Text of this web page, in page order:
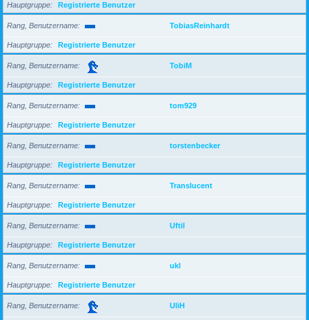
Hauptgruppe Registrierte Benutzer
Rang, Benutzername TobiasReinhardt
Hauptgruppe Registrierte Benutzer
Rang, Benutzername TobiM
Hauptgruppe Registrierte Benutzer
Rang, Benutzername tom929
Hauptgruppe Registrierte Benutzer
Rang, Benutzername torstenbecker
Hauptgruppe Registrierte Benutzer
Rang, Benutzername Translucent
Hauptgruppe Registrierte Benutzer
Rang, Benutzername Uftil
Hauptgruppe Registrierte Benutzer
Rang, Benutzername ukl
Hauptgruppe Registrierte Benutzer
Rang, Benutzername UliH